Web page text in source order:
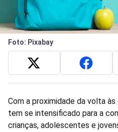
Foto: Pixabay
Com a proximidade da volta às
tem se intensificado para a
crianças, adolescentes e